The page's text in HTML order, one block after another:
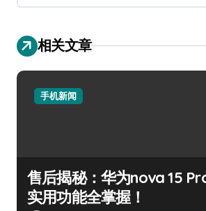
相关文章
手机新闻
售后揭秘：华为nova 15
实用功能全掌握！